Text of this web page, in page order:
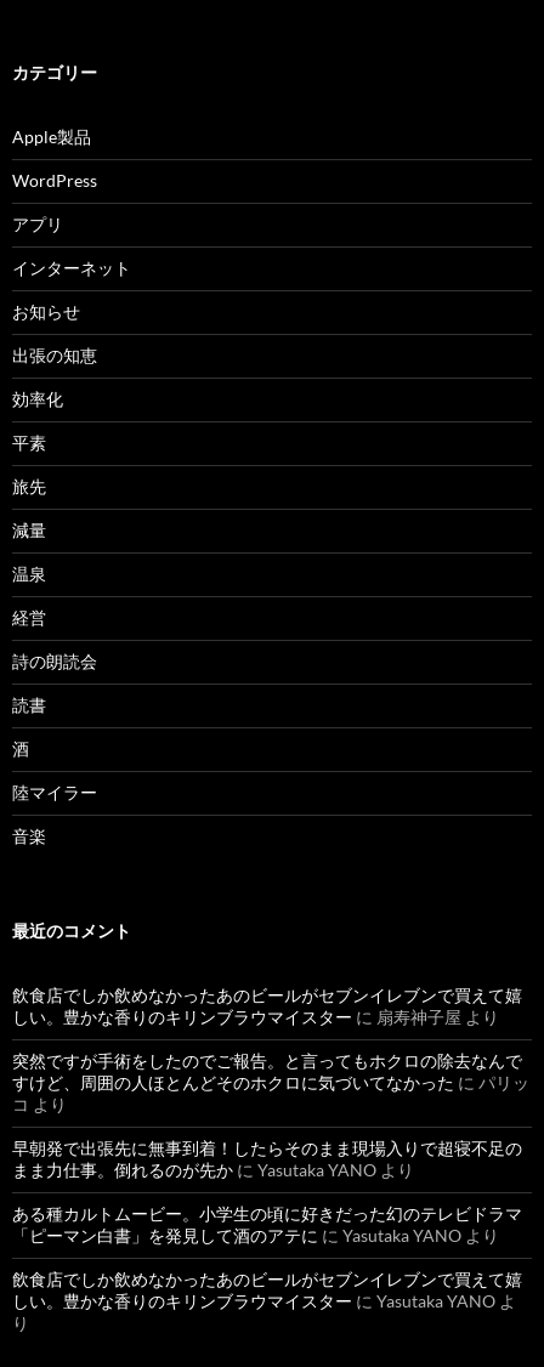
カテゴリー
Apple製品
WordPress
アプリ
インターネット
お知らせ
出張の知恵
効率化
平素
旅先
減量
温泉
経営
詩の朗読会
読書
酒
陸マイラー
音楽
最近のコメント
飲食店でしか飲めなかったあのビールがセブンイレブンで買えて嬉
しい。豊かな香りのキリンブラウマイスター に 扇寿神子屋 より
突然ですが手術をしたのでご報告。と言ってもホクロの除去なんで
すけど、周囲の人ほとんどそのホクロに気づいてなかった に パリッ
コ より
早朝発で出張先に無事到着！したらそのまま現場入りで超寝不足の
まま力仕事。倒れるのが先か に Yasutaka YANO より
ある種カルトムービー。小学生の頃に好きだった幻のテレビドラマ
「ピーマン白書」を発見して酒のアテに に Yasutaka YANO より
飲食店でしか飲めなかったあのビールがセブンイレブンで買えて嬉
しい。豊かな香りのキリンブラウマイスター に Yasutaka YANO よ
り